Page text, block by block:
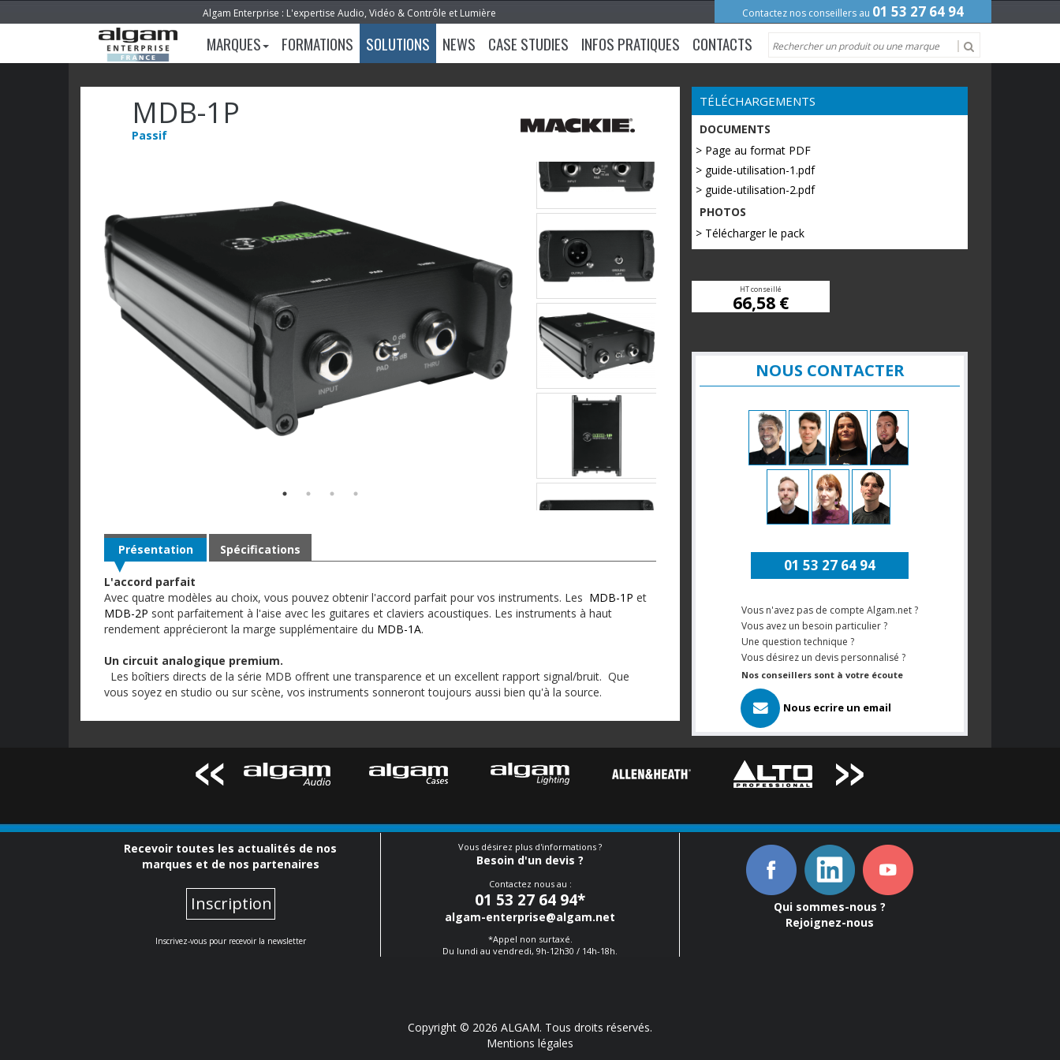
Algam Enterprise : L'expertise Audio, Vidéo & Contrôle et Lumière Contactez nos conseillers au 01 53 27 64 94
MARQUES FORMATIONS SOLUTIONS NEWS CASE STUDIES INFOS PRATIQUES CONTACTS
MDB-1P
Passif
Présentation
L'accord parfait
Avec quatre modèles au choix, vous pouvez obtenir l'accord parfait pour vos instruments. Les MDB-1P et
MDB-2P sont parfaitement à l'aise avec les guitares et claviers acoustiques. Les instruments à haut
rendement apprécieront la marge supplémentaire du MDB-1A.
Un circuit analogique premium.
Les boîtiers directs de la série MDB offrent une transparence et un excellent rapport signal/bruit. Que
vous soyez en studio ou sur scène, vos instruments sonneront toujours aussi bien qu'à la source.
Spécifications
TÉLÉCHARGEMENTS
DOCUMENTS
> Page au format PDF
> guide-utilisation-1.pdf
> guide-utilisation-2.pdf
PHOTOS
> Télécharger le pack
HT conseillé
66,58 €
NOUS CONTACTER
01 53 27 64 94
Vous n'avez pas de compte Algam.net ?
Vous avez un besoin particulier ?
Une question technique ?
Vous désirez un devis personnalisé ?
Nos conseillers sont à votre écoute
Nous ecrire un email
Recevoir toutes les actualités de nos
marques et de nos partenaires
Inscription
Inscrivez-vous pour recevoir la newsletter
Vous désirez plus d'informations ?
Besoin d'un devis ?
Contactez nous au :
01 53 27 64 94*
algam-enterprise@algam.net
*Appel non surtaxé.
Du lundi au vendredi, 9h-12h30 / 14h-18h.
Qui sommes-nous ?
Rejoignez-nous
Copyright © 2026 ALGAM. Tous droits réservés.
Mentions légales